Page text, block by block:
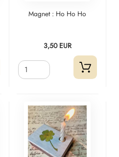
Magnet : Ho Ho Ho
3,50 EUR